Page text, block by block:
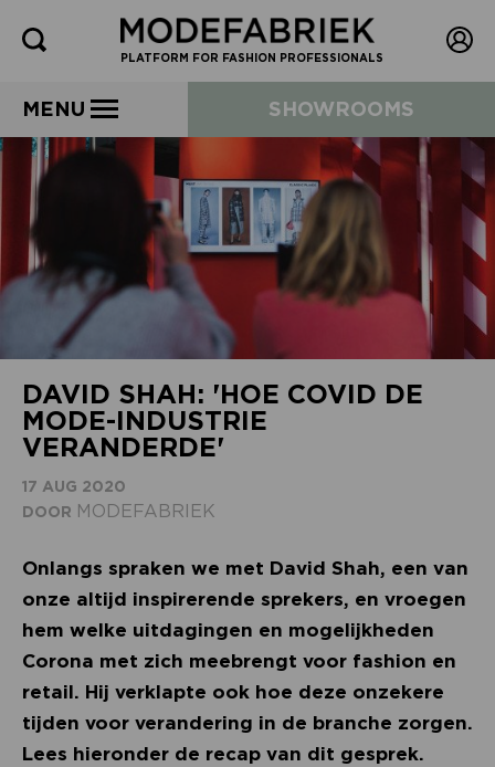
PLATFORM FOR FASHION PROFESSIONALS
MENU SHOWROOMS
DAVID SHAH: 'HOE COVID DE
MODE-INDUSTRIE
VERANDERDE'
17 AUG 2020
DOOR MODEFABRIEK
Onlangs spraken we met David Shah, een van
onze altijd inspirerende sprekers, en vroegen
hem welke uitdagingen en mogelijkheden
Corona met zich meebrengt voor fashion en
retail. Hij verklapte ook hoe deze onzekere
tijden voor verandering in de branche zorgen.
Lees hieronder de recap van dit gesprek.